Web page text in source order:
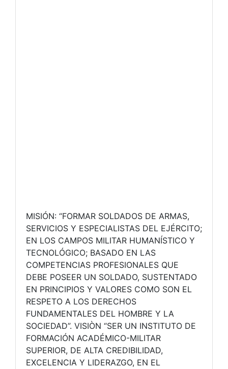
MISIÓN: “FORMAR SOLDADOS DE ARMAS,
SERVICIOS Y ESPECIALISTAS DEL EJÉRCITO;
EN LOS CAMPOS MILITAR HUMANÍSTICO Y
TECNOLÓGICO; BASADO EN LAS
COMPETENCIAS PROFESIONALES QUE
DEBE POSEER UN SOLDADO, SUSTENTADO
EN PRINCIPIOS Y VALORES COMO SON EL
RESPETO A LOS DERECHOS
FUNDAMENTALES DEL HOMBRE Y LA
SOCIEDAD”. VISIÒN “SER UN INSTITUTO DE
FORMACIÓN ACADÉMICO-MILITAR
SUPERIOR, DE ALTA CREDIBILIDAD,
EXCELENCIA Y LIDERAZGO, EN EL